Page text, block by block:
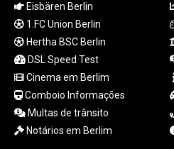
Eisbären Berlin
1.FC Union Berlin
Hertha BSC Berlin
DSL Speed Test
Cinema em Berlim
Comboio Informações
Multas de trânsito
Notários em Berlim